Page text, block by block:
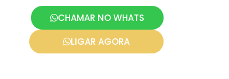
CHAMAR NO WHATS
LIGAR AGORA